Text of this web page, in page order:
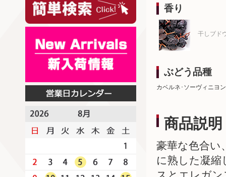
香り
干しブド
ぶどう品種
カベルネ･ソーヴィニヨ
商品説明
豪華な色合い
に熟した凝縮